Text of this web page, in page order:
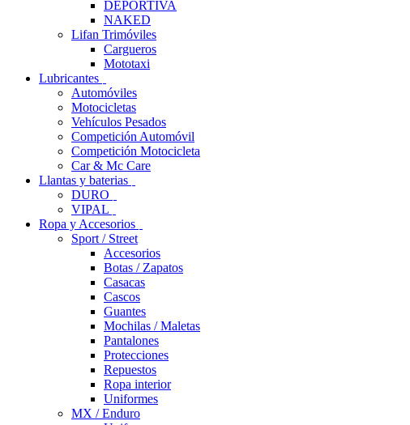
DEPORTIVA
NAKED
Lifan Trimóviles
Cargueros
Mototaxi
Lubricantes
Automóviles
Motocicletas
Vehículos Pesados
Competición Automóvil
Competición Motocicleta
Car & Mc Care
Llantas y baterias
DURO
VIPAL
Ropa y Accesorios
Sport / Street
Accesorios
Botas / Zapatos
Casacas
Cascos
Guantes
Mochilas / Maletas
Pantalones
Protecciones
Repuestos
Ropa interior
Uniformes
MX / Enduro